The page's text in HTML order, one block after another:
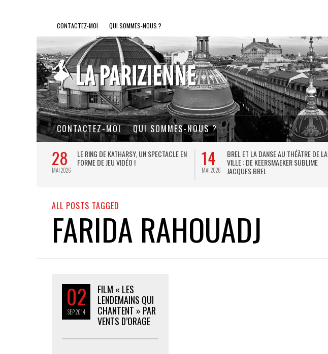
CONTACTEZ-MOI QUI SOMMES-NOUS ?
CONTACTEZ-MOI QUI SOMMES-NOUS ?
28
MAI 2026
LE RING DE KATHARSY, UN SPECTACLE EN
FORME DE JEU VIDÉO !
14
MAI 2026
BREL ET LA DANSE AU THÉÂTRE DE LA
VILLE : DE KEERSMAEKER SUBLIME
JACQUES BREL
ALL POSTS TAGGED
FARIDA RAHOUADJ
02
SEP2014
FILM « LES
LENDEMAINS QUI
CHANTENT » PAR
VENTS D’ORAGE